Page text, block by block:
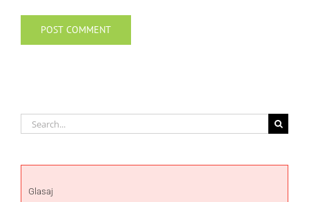
Search
for:
Glasaj